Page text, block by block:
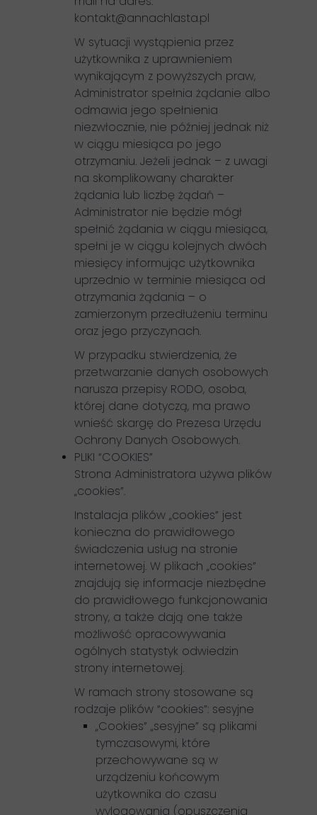
kontakt@annachlasta.pl
W sytuacji wystąpienia przez
użytkownika z uprawnieniem
wynikającym z powyższych praw,
Administrator spełnia żądanie albo
odmawia jego spełnienia
niezwłocznie, nie później jednak niż
w ciągu miesiąca po jego
otrzymaniu. Jeżeli jednak – z uwagi
na skomplikowany charakter
żądania lub liczbę żądań –
Administrator nie będzie mógł
spełnić żądania w ciągu miesiąca,
spełni je w ciągu kolejnych dwóch
miesięcy informując użytkownika
uprzednio w terminie miesiąca od
otrzymania żądania – o
zamierzonym przedłużeniu terminu
oraz jego przyczynach.
W przypadku stwierdzenia, że
przetwarzanie danych osobowych
narusza przepisy RODO, osoba,
której dane dotyczą, ma prawo
wnieść skargę do Prezesa Urzędu
Ochrony Danych Osobowych.
PLIKI “COOKIES”
Strona Administratora używa plików
„cookies”.
Instalacja plików „cookies” jest
konieczna do prawidłowego
świadczenia usług na stronie
internetowej. W plikach „cookies”
znajdują się informacje niezbędne
do prawidłowego funkcjonowania
strony, a także dają one także
możliwość opracowywania
ogólnych statystyk odwiedzin
strony internetowej.
W ramach strony stosowane są
rodzaje plików “cookies”: sesyjne
„Cookies” „sesyjne” są plikami
tymczasowymi, które
przechowywane są w
urządzeniu końcowym
użytkownika do czasu
wylogowania (opuszczenia